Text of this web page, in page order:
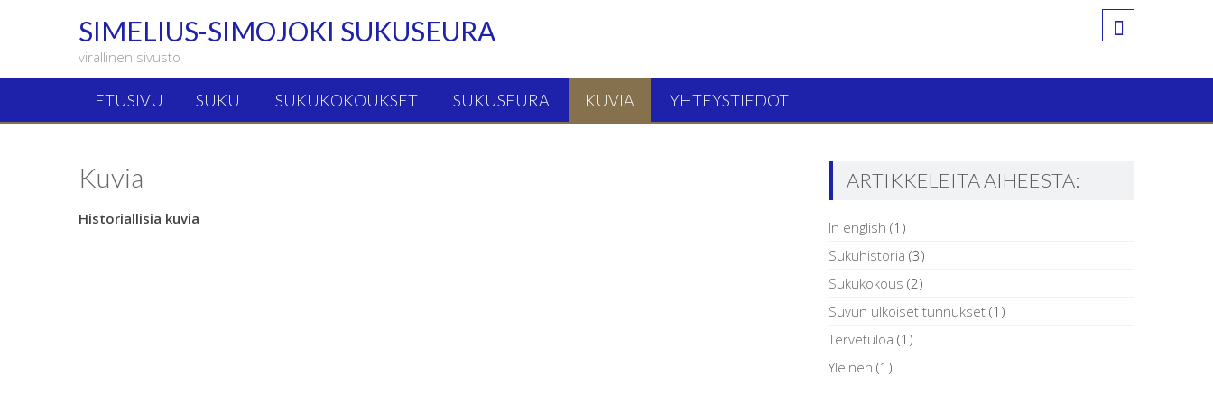
SIMELIUS-SIMOJOKI SUKUSEURA
virallinen sivusto
ETUSIVU SUKU SUKUKOKOUKSET SUKUSEURA KUVIA YHTEYSTIEDOT
Kuvia
Historiallisia kuvia
ARTIKKELEITA AIHEESTA:
In english (1)
Sukuhistoria (3)
Sukukokous (2)
Suvun ulkoiset tunnukset(1)
Tervetuloa (1)
Yleinen (1)